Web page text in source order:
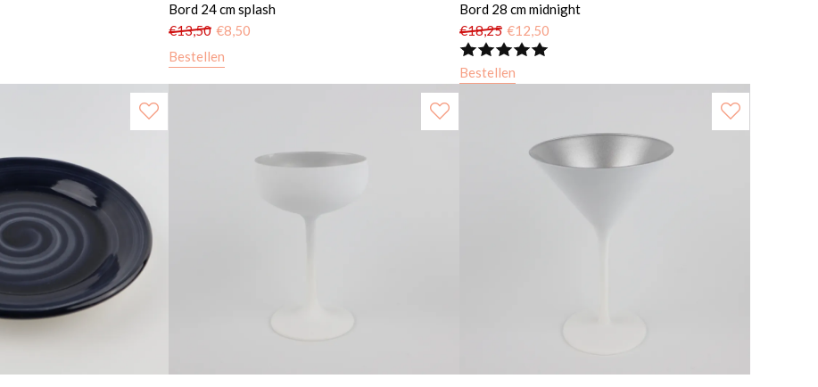
Bord 24 cm splash
€13,50 €8,50
Bestellen
Bord 28 cm midnight
€18,25 €12,50
Bestellen